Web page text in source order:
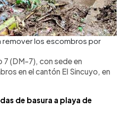
remover los escombros por
7 (DM-7), con sede en
en el cantón El Sincuyo, en
de basura a playa de